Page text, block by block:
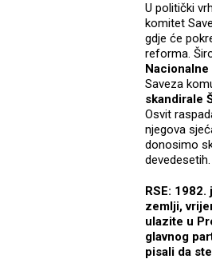
U politički
komitet
gdje će
reforma.
Saveza
skandirale
Osvit
njegova
donosimo
devedesetih.
RSE:
zemlji,
ulazite u
glavnog
pisali da